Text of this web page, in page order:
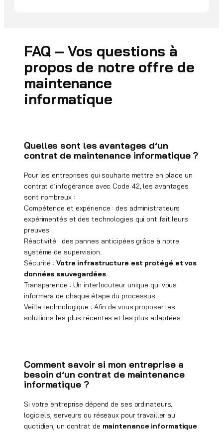
FAQ – Vos questions à
propos de notre offre de
maintenance
informatique
Quelles sont les avantages d’un
contrat de maintenance informatique ?
Pour les entreprises qui souhaite mettre en place un
contrat d’infogérance avec Code 42, les avantages
sont nombreux :
Compétence et expérience : des administrateurs
expérimentés et des technologies qui ont fait leurs
preuves.
Réactivité : des pannes anticipées grâce à notre
système de supervision.
Sécurité : Votre infrastructure est protégé et vos
données sauvegardées.
Transparence : Un interlocuteur unique qui vous
informera de chaque étape du processus.
Veille technologique : Afin de vous proposer les
solutions les plus récentes et les plus adaptées.
Comment savoir si mon entreprise a
besoin d’un contrat de maintenance
informatique ?
Si votre entreprise dépend de ses ordinateurs,
logiciels, serveurs ou réseaux pour travailler au
quotidien, un contrat de maintenance informatique